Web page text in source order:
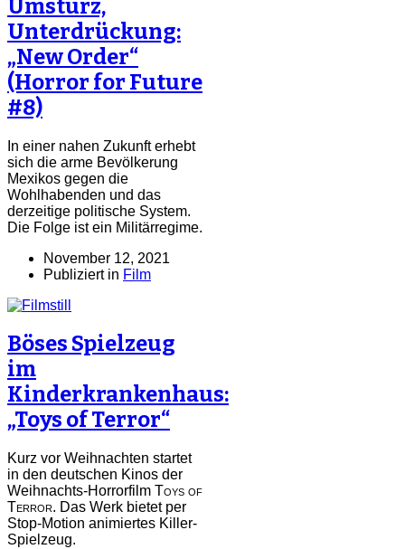
Umsturz,
Unterdrückung:
„New Order“
(Horror for Future
#8)
In einer nahen Zukunft erhebt
sich die arme Bevölkerung
Mexikos gegen die
Wohlhabenden und das
derzeitige politische System.
Die Folge ist ein Militärregime.
November 12, 2021
Publiziert in Film
Böses Spielzeug
im
Kinderkrankenhaus:
„Toys of Terror“
Kurz vor Weihnachten startet
in den deutschen Kinos der
Weihnachts-Horrorfilm Toys of
Terror. Das Werk bietet per
Stop-Motion animiertes Killer-
Spielzeug.